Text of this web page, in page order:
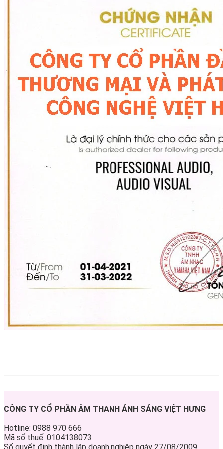
CÔNG TY CỔ PHẦN ÂM THANH ÁNH SÁNG VIỆT HƯNG
Hotline: 0988 970 666
Mã số thuế: 0104138073
Số quyết định thành lập doanh nghiệp ngày 27/08/2009